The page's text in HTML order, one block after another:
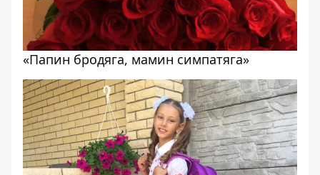
«Папин бродяга, мамин симпатяга»